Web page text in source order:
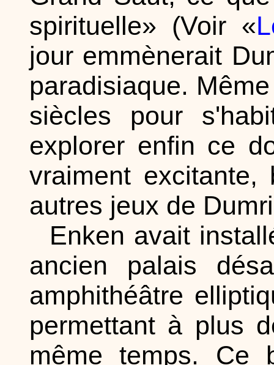
spirituelle» (Voir «
jour emmènerait
paradisiaque.
siècles pour
explorer enfin ce
vraiment
autres jeux de
Enken avait
ancien palais
amphithéâtre
permettant à plus
même temps. Ce